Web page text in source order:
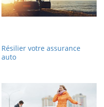
Résilier votre assurance
auto